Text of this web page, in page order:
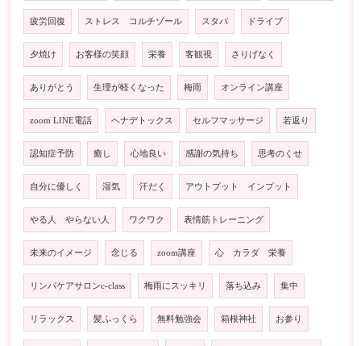
疲労回復 ストレス コルチゾール スタバ ドライブ
夕焼け お客様の笑顔 栄養 客観視 さりげなく
ありがとう 生理が軽くなった 梅雨 オンライン講座
zoom LINE電話 ヘナデトックス セルフマッサージ 若返り
認知症予防 癒し 心地良い 感謝の気持ち 思考のくせ
自分に優しく 湿気 汗だく アウトプット インプット
やる人 やらない人 ワクワク 表情筋トレーニング
未来のイメージ 念じる zoom講座 心 カラダ 栄養
リンパケアサロンc-class 梅雨にスッキリ 落ち込み 集中
リラックス 髪ふっくら 無料勉強会 箱根神社 お参り